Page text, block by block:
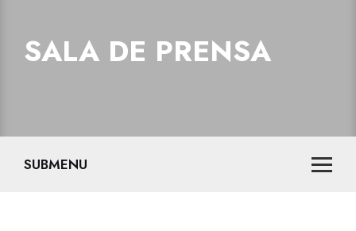
SALA DE PRENSA
SUBMENU